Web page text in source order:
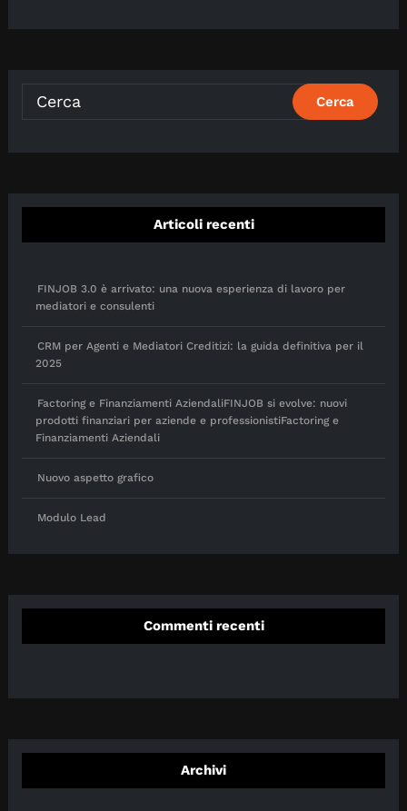
Articoli recenti
FINJOB 3.0 è arrivato: una nuova esperienza di lavoro per
mediatori e consulenti
CRM per Agenti e Mediatori Creditizi: la guida definitiva per il
2025
Factoring e Finanziamenti AziendaliFINJOB si evolve: nuovi
prodotti finanziari per aziende e professionistiFactoring e
Finanziamenti Aziendali
Nuovo aspetto grafico
Modulo Lead
Commenti recenti
Archivi